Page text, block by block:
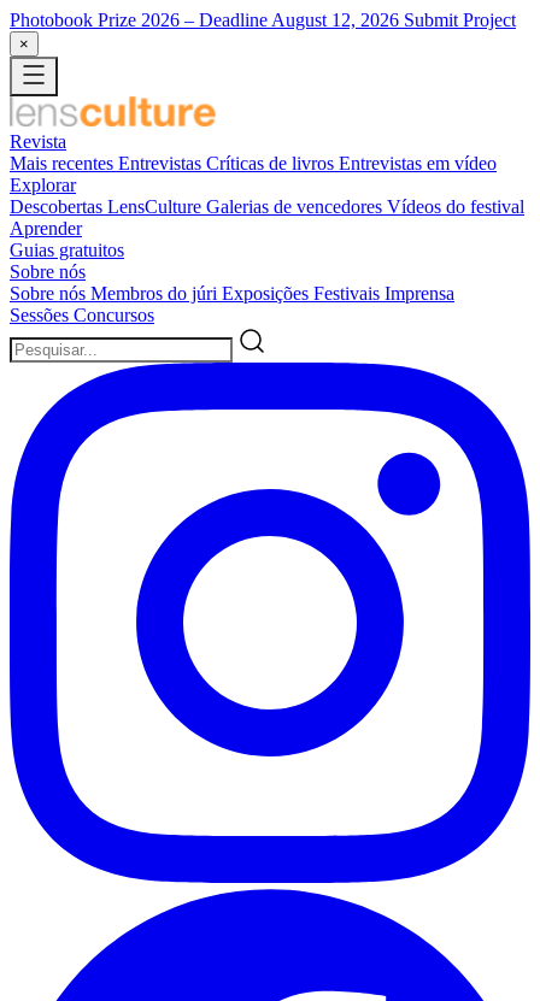
Photobook Prize 2026 – Deadline August 12, 2026 Submit Project
×
Revista
Mais recentes Entrevistas Críticas de livros Entrevistas em vídeo
Explorar
Descobertas LensCulture Galerias de vencedores Vídeos do festival
Aprender
Guias gratuitos
Sobre nós
Sobre nós Membros do júri Exposições Festivais Imprensa
Sessões Concursos